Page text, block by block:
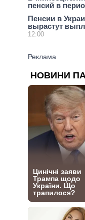
пенсий в
Пенсии в
вырастут
12:00